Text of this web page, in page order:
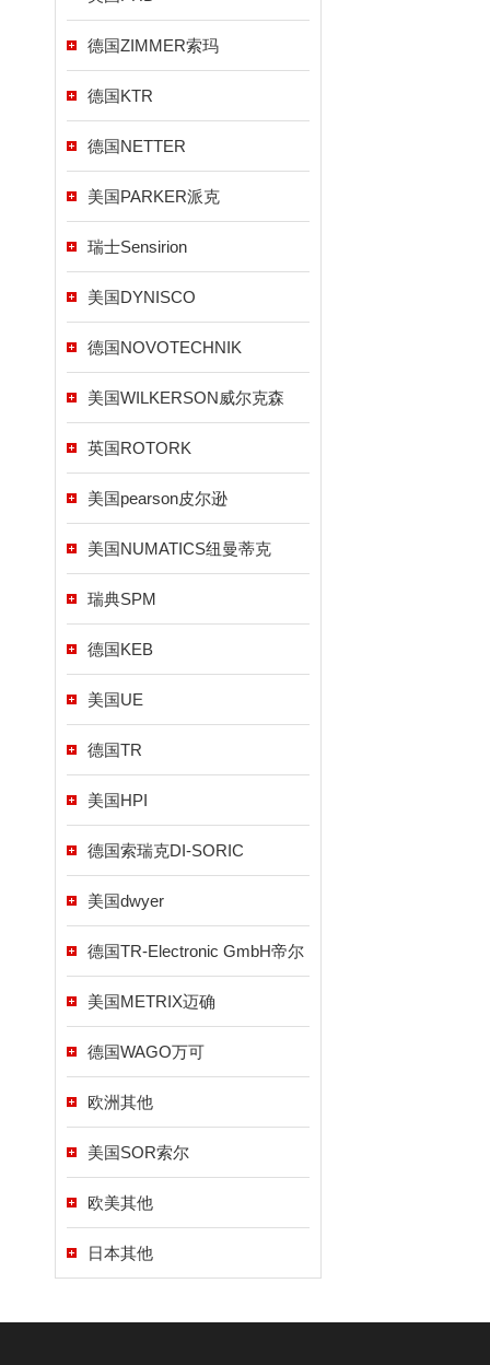
德国ZIMMER索玛
德国KTR
德国NETTER
美国PARKER派克
瑞士Sensirion
美国DYNISCO
德国NOVOTECHNIK
美国WILKERSON威尔克森
英国ROTORK
美国pearson皮尔逊
美国NUMATICS纽曼蒂克
瑞典SPM
德国KEB
美国UE
德国TR
美国HPI
德国索瑞克DI-SORIC
美国dwyer
德国TR-Electronic GmbH帝尔
美国METRIX迈确
德国WAGO万可
欧洲其他
美国SOR索尔
欧美其他
日本其他